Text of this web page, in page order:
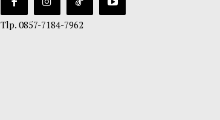
Tlp. 0857-7184-7962